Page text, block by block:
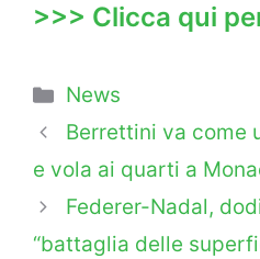
>>> Clicca qui
Categorie
News
Berrettini va come
e vola ai quarti a
Federer-Nadal,
“battaglia delle